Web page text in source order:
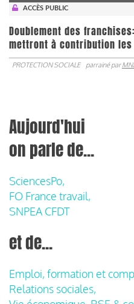
ACCÈS PUBLIC
Doublement des
mettront à contribution
PROTECTION SOCIALE parrainé par
Aujourd'hui
on parle de...
SciencesPo,
FO France travail,
SNPEA CFDT
et de...
Emploi, formation et
Relations sociales,